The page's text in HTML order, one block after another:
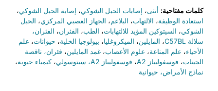
كلمات مفتاحية: أنثى، إصابات الحبل الشوكي، إصابة الحبل الشوكي،
استعادة الوظيفة، الالتهاب، البلاعم، الجهاز العصبي المركزي، الحبل
الشوكي، السيتوكين المؤيد للالتهابات، الطب، الفئران، الفئران،
سلالة C57BL
، المايلين، الميكروغليا، بيولوجيا الخلية، حيوانات، علم
الأحياء، علم المناعة، علوم الأعصاب،غمد المايلين، فئران، ناقصة
الجينات، فوسفوليباز A2 ، فوسفوليباز A2، سيتوسولي ،كيمياء حيوية،
نماذج الأمراض، حيوانية